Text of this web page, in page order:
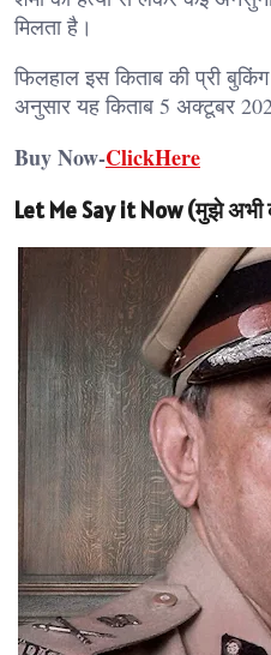
मिलता है।
फिलहाल इस किताब की प्री
अनुसार यह किताब 5 अक्टूबर
Buy Now-ClickHere
Let Me Say it Now (मुझे अभी